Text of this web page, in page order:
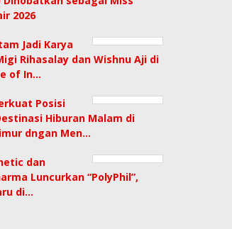
2026
Jadi Karya
Rihasalay dan Wishnu Aji di
of In…
Posisi
Hiburan Malam di
dngan Men…
dan
Luncurkan “PolyPhil”,
di…